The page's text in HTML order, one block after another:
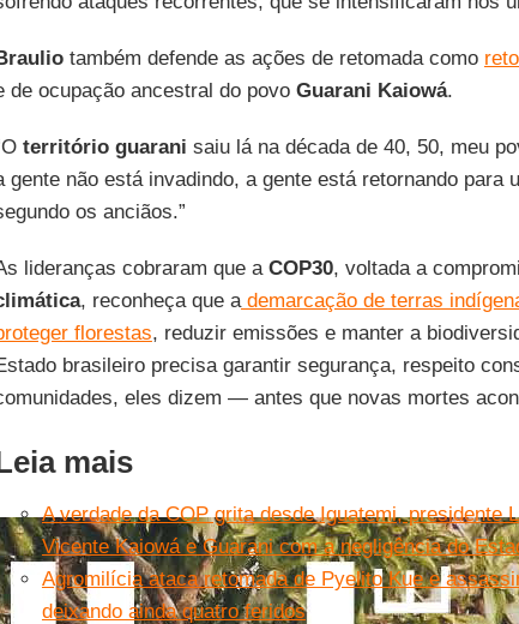
também defende as ações de retomada como
de ocupação ancestral do povo Guarani Kaiowá.
território guarani saiu lá na década de 40, 50, meu
gente não está invadindo, a gente está retornando para
os anciãos.”
lideranças cobraram que a COP30, voltada a
, reconheça que ademarcação de terras
florestas, reduzir emissões e manter a
brasileiro precisa garantir segurança, respeito
eles dizem — antes que novas mortes
mais
A verdade da COP grita desde Iguatemi, presidente
Vicente Kaiowá e Guarani com a negligência do
Agromilícia ataca retomada de Pyelito Kue e
deixando ainda quatro feridos